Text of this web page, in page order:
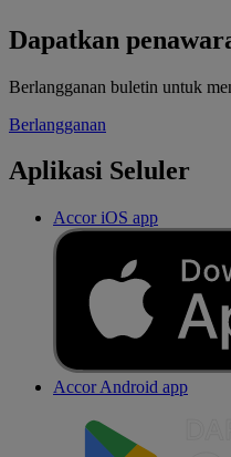
Dapatkan
Berlangganan buletin untuk
Berlangganan
Aplikasi Seluler
Accor iOS app
Accor Android app